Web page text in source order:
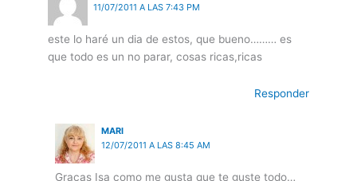
11/07/2011 A LAS 7:43 PM
este lo haré un dia de estos, que bueno……… es
que todo es un no parar, cosas ricas,ricas
Responder
MARI
12/07/2011 A LAS 8:45 AM
Gracas Isa como me gusta que te guste todo…